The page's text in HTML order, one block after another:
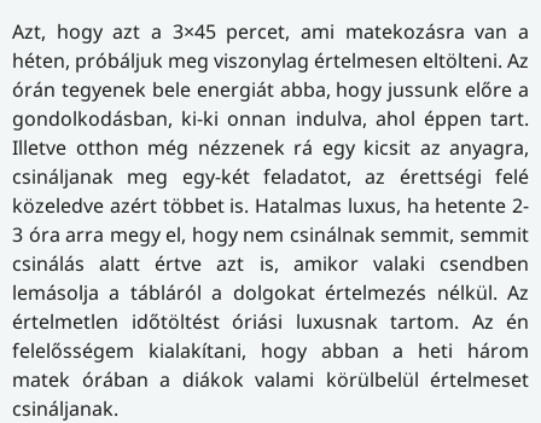
Azt, hogy azt a 3×45 percet, ami matekozásra van a
héten, próbáljuk meg viszonylag értelmesen eltölteni. Az
órán tegyenek bele energiát abba, hogy jussunk előre a
gondolkodásban, ki-ki onnan indulva, ahol éppen tart.
Illetve otthon még nézzenek rá egy kicsit az anyagra,
csináljanak meg egy-két feladatot, az érettségi felé
közeledve azért többet is. Hatalmas luxus, ha hetente 2-
3 óra arra megy el, hogy nem csinálnak semmit, semmit
csinálás alatt értve azt is, amikor valaki csendben
lemásolja a tábláról a dolgokat értelmezés nélkül. Az
értelmetlen időtöltést óriási luxusnak tartom. Az én
felelősségem kialakítani, hogy abban a heti három
matek órában a diákok valami körülbelül értelmeset
csináljanak.